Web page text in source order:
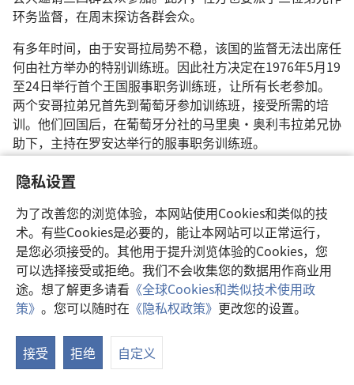
隐私设置
为了改善您的浏览体验，本网站使用Cookies和类似的技
术。有些Cookies是必要的，能让本网站可以正常运行，
是您必须接受的。其他用于提升浏览体验的Cookies，您
可以选择接受或拒绝。我们不会收集您的数据用作商业用
途。想了解更多请看 《全球Cookies和类似技术使用政
策》 。您可以随时在 《隐私权政策》 更改您的设置。
接受 拒绝 自定义
环务监督，在周末探访各群会众。
有多年时间，由于安哥拉局势不稳，该国的监督无法出席任
何由社方举办的特别训练班。因此社方决定在1976年5月19
至24日举行首个王国服事职务训练班，让所有长老参加。
两个安哥拉弟兄首先到葡萄牙参加训练班，接受所需的培
训。他们回国后，在葡萄牙分社的马里奥·奥利韦拉弟兄协
助下，主持在罗安达举行的服事职务训练班。
有分参加训练班的23位长老，都十分赏识来自圣经的指
引，帮助他们“牧养上帝的羊群”。（
成为环务监督的卡迪弟兄，回想训练班对他们的影响：“长
老参加完训练班之后，能够以新的观点看耶和华的组织。训
练班让弟兄看出，耶和华的组织很着重教导。他们学会怎样
帮助会众里的弟兄，运用圣经原则去解决难题。此外，他们
也从训练班学到怎样把会众的活动组织得更好，以及怎样善
用服事仆人的才干为会众服务。”
安哥拉的见证人既然取得法律认可，圣经和圣经书刊
可以进口了。在五个月内，有些会众收到了第一批杂志。他